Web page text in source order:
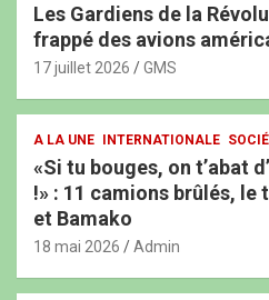
Les Gardiens de la
frappé des avions
17 juillet 2026 GMS
A LA UNE INTERNATIONALE
«Si tu bouges, on t’abat
!» : 11 camions brûlés,
et Bamako
18 mai 2026 Admin